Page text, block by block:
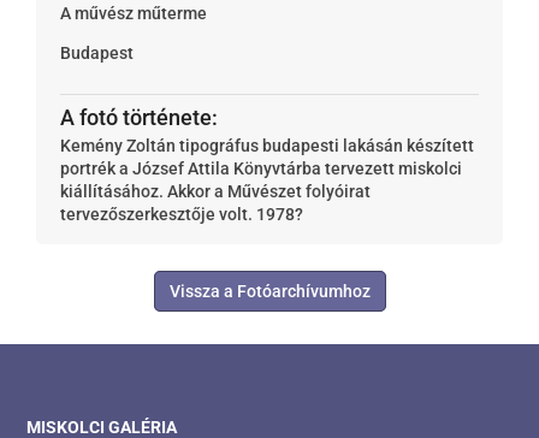
A művész műterme
Budapest
A fotó története:
Kemény Zoltán tipográfus budapesti lakásán készített
portrék a József Attila Könyvtárba tervezett miskolci
kiállításához. Akkor a Művészet folyóirat
tervezőszerkesztője volt. 1978?
Vissza a Fotóarchívumhoz
MISKOLCI GALÉRIA